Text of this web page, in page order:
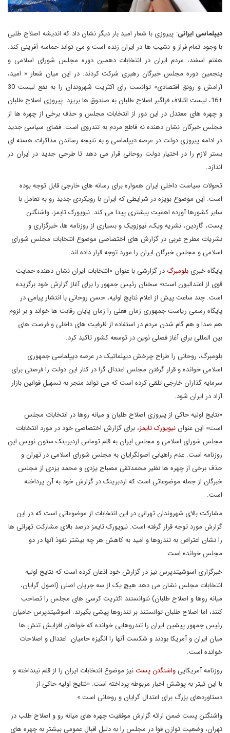
دیپلماسی ایرانی: پیروزی با شعار امید بار دیگر نشان داد که اندیشه اصلاح طلبی
با وجود تمام فراز و نشیب ها در ایران زنده است و می تواند حماسه آفرینی کند.
هفتم اسفند، مردم ایران در انتخابات دهمین دوره مجلس شورای اسلامی و
پنجمین دوره مجلس خبرگان رهبری شرکت کردند. در این میان شعار « امید،
آرامش و رونق اقتصادی» توانست رای اکثریت شهروندان را به نفع لیست 30
+16، لیست ائتلاف فراگیر اصلاح طلبان به صندوق ها بریزد. پیروزی اصلاح طلبان
و چهره های معتدل در این دور از انتخابات مجلس و حذف برخی از چهره ها از
مجلس خبرگان نشان دهنده نه قاطع مردم به تندروی است. فضای سیاسی جدید
در ادامه پیروزی دولت در عرصه دیپلماسی و به نتیجه رساندن مذاکرات هسته ای
بستر لازم را در اختیار دولت روحانی قرار می دهد تا طرحی جدید در ایران در
اندازد.
تحولات سیاست داخلی ایران همواره برای رسانه های خارجی قابل توجه بوده
است. این موضوع بویژه در شرایطی که ایران با رویکردی جدید رو به تعامل با
سایر کشورها آورده اهمیت بیشتری پیدا می کند. نیویورک تایمز، واشنگتن
پست، گاردین، نشریه ویک، نیوزویک و بسیاری از روزنامه ها، خبرگزاری و
نشریات مطرح غربی در گزارش های اختصاصی موضوع انتخابات مجلس شورای
اسلامی و مجلس خبرگان ایران را مورد توجه قرار داده اند.
پایگاه خبری بلومبرگ در گزارشی با عنوان «انتخابات ایران نشان دهنده حمایت
قوی از اعتدالیون است» سخنان رئیس جمهور را برای آغاز گزارش خود برگزیده
است. چند ساعت پیش از اعلام نتایج اولیه، حسن روحانی با انتشار پیامی در
پایگاه رسمی ریاست جمهوری زمان فعلی را زمان پایان رقابت ها خواند و بر لزوم
هم صدا و هم گام شدن مردم در استفاده از ظرفیت های داخلی و فرصت های
بین المللی برای آغاز فصلی نوین در توسعه کشور تاکید کرد.
بلومبرگ، روحانی را طراح چرخش دیپلماتیک در عرصه دیپلماسی جمهوری
اسلامی خوانده و قرار گرفتن مجلس اعتدال گرا در کنار این دولت را فرصتی برای
سرمایه گذاران خارجی تلقی کرده است که می تواند منجر به تسهیل قوانین بازار
آزاد در ایران شود.
«نتایج اولیه حاکی از پیروزی اصلاح طلبان و میانه روها در انتخابات مجلس
است» این عنواننیویورک تایمز، برای گزارش اختصاصی خود در مورد انتخابات
مجلس شورای اسلامی و مجلس ایران به قلم توماس اردبرینک ستون نویس این
روزنامه است. عدم راهیابی اصولگرایان به مجلس شورای اسلامی در تهران و
حذف برخی از چهره ها نظیر محمدتقی مصباح یزدی و محمد یزدی از مجلس
خبرگان از جمله موضوعاتی است که اردبرینک در گزارش خود به آن پرداخته
است.
مشارکت بالای شهروندان تهرانی در این انتخابات از موضوعاتی است که در این
گزارش مورد توجه قرار گرفته است. نیویورک تایمز درصد بالای مشارکت تهرانی ها
را نشان اعتراض به تندروها و امید به کاهش هر چه بیشتر نفوذ آنها در دو
مجلس خوانده است.
خبرگزاری اسوشیتدپرس نیز در گزارش خود اذعان کرده است که نتایج اولیه
انتخابات مجلس نشان می دهد هیچ یک از سه جریان اصلی (اصول گرایان،
میانه روها و اصلاح طلبان) نتوانستند اکثریت کرسی های مجلس را تصاحب
کنند، اما اصلاح طلبان توانستند بر تندروها پیشی بگیرند. اسوشیتدپرس حامیان
رئیس جمهور پیشین ایران را تندروهایی خوانده که خواهان افزایش تنش ها
میان ایران و آمریکا بودند و شکست آنها را انگیزه حامیان اعتدال و اصلاحات
خوانده است.
روزنامه آمریکاییواشنگتن پستنیز موضوع انتخابات ایران را از قلم نینداخته و
با این تیتر به پوشش اخبار مربوطه پرداخته است: «نتایج اولیه حاکی از
دستاوردهای بزرگ برای اعتدال گرایان و روحانی است.»
واشنگتن پست ضمن ارائه گزارش موفقیت چهره های میانه رو و اصلاح طلب در
تهران، وضعیت توازن قوا در مجلس را به دلیل اقبال عمومی بیشتر به چهره های